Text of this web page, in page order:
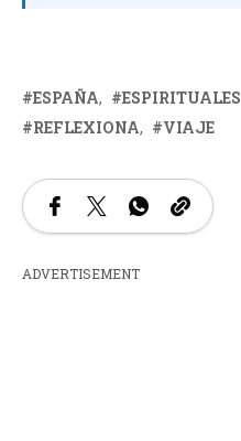
ESPAÑA ESPIRITUALES
REFLEXIONA
VIAJE
ADVERTISEMENT